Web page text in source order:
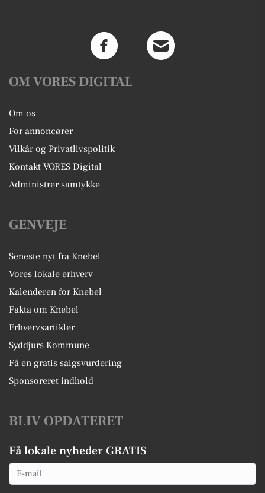
OM VORES DIGITAL
Om os
For annoncører
Vilkår og Privatlivspolitik
Kontakt VORES Digital
Administrer samtykke
GENVEJE
Seneste nyt fra Knebel
Vores lokale erhverv
Kalenderen for Knebel
Fakta om Knebel
Erhvervsartikler
Syddjurs Kommune
Få en gratis salgsvurdering
Sponsoreret indhold
BLIV OPDATERET
Få lokale nyheder GRATIS
Email